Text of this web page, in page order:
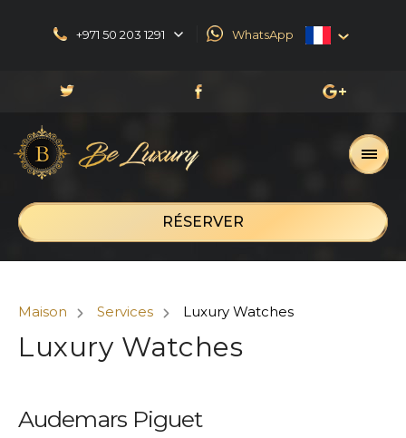
+971 50 203 1291 WhatsApp
RÉSERVER
Maison Services Luxury Watches
Luxury Watches
Audemars Piguet